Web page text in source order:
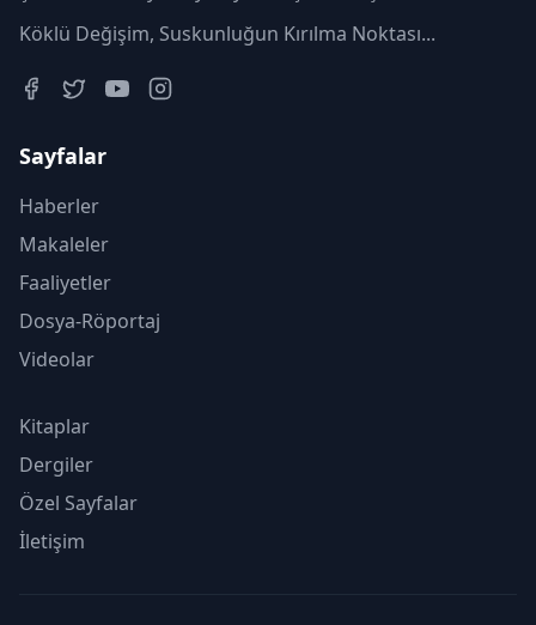
Köklü Değişim, Suskunluğun Kırılma Noktası...
Sayfalar
Haberler
Makaleler
Faaliyetler
Dosya-Röportaj
Videolar
Kitaplar
Dergiler
Özel Sayfalar
İletişim